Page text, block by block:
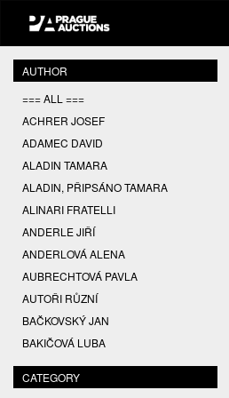
AUTHOR
=== ALL ===
ACHRER JOSEF
ADAMEC DAVID
ALADIN TAMARA
ALADIN, PŘIPSÁNO TAMARA
ALINARI FRATELLI
ANDERLE JIŘÍ
ANDERLOVÁ ALENA
AUBRECHTOVÁ PAVLA
AUTOŘI RŮZNÍ
BAČKOVSKÝ JAN
BAKIČOVÁ LUBA
BALCAR JIŘÍ
BALCAR KAREL
CATEGORY